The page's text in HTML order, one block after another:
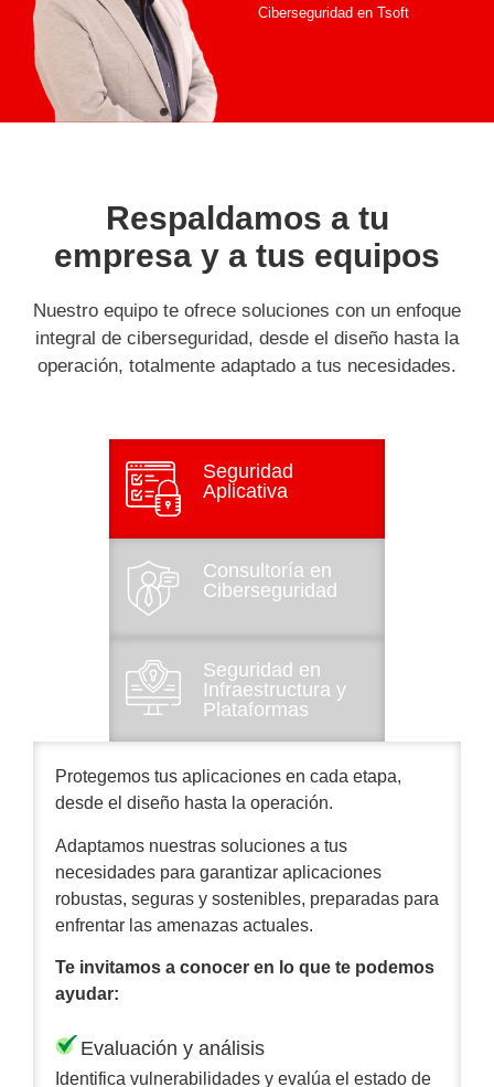
Ciberseguridad en Tsoft
Respaldamos a tu
empresa y a tus equipos
Nuestro equipo te ofrece soluciones con un enfoque
integral de ciberseguridad, desde el diseño hasta la
operación, totalmente adaptado a tus necesidades.
Seguridad
Aplicativa
Consultoría en
Ciberseguridad
Seguridad en
Infraestructura y
Plataformas
Protegemos tus aplicaciones en cada etapa,
desde el diseño hasta la operación.
Adaptamos nuestras soluciones a tus
necesidades para garantizar aplicaciones
robustas, seguras y sostenibles, preparadas para
enfrentar las amenazas actuales.
Te invitamos a conocer en lo que te podemos
ayudar:
Evaluación y análisis
Identifica vulnerabilidades y evalúa el estado de